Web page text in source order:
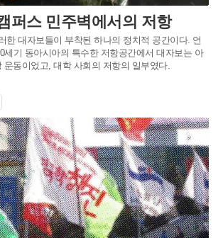
퍼스 민주벽에서의 저항
한 대자보들이 부착된 하나의 정치적 공간이다. 언
세기 동아시아의 특수한 저항공간에서 대자보는 아
운동이었고, 대학 사회의 저항의 일부였다.